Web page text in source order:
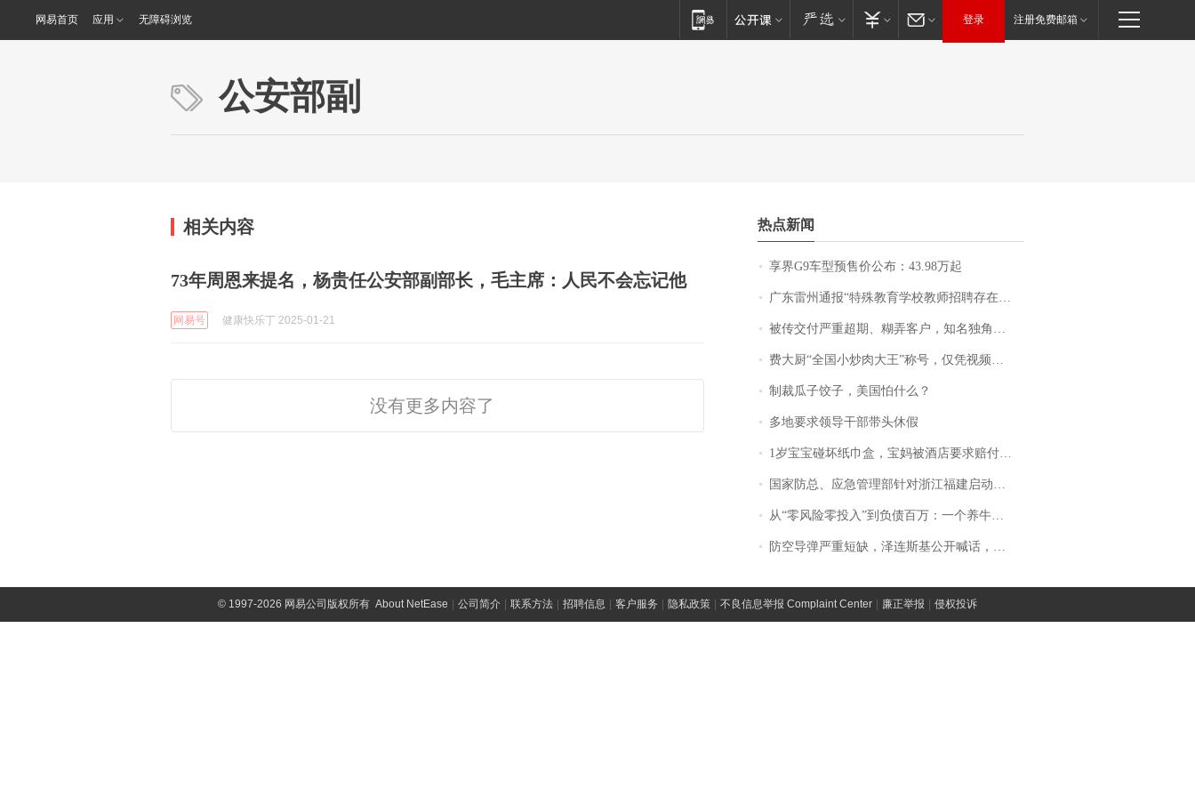
网易首页 应用 无障碍浏览 登录 注册免费邮箱
公安部副
相关内容
73年周恩来提名，杨贵任公安部副部长，毛主席：人民不会忘记他
网易号 健康快乐丁 2025-01-21
没有更多内容了
热点新闻
享界G9车型预售价公布：43.98万起
广东雷州通报“特殊教育学校教师招聘存在违规行为”：已启动问责程序 副校长被停职
被传交付严重超期、糊弄客户，知名独角兽车企创始人回应：都没证据，将依法采取措施，“本人长期与美国交管局保持沟通，对方表示肯定”
费大厨“全国小炒肉大王”称号，仅凭视频评出？中国烹饪协会回应
制裁瓜子饺子，美国怕什么？
多地要求领导干部带头休假
1岁宝宝碰坏纸巾盒，宝妈被酒店要求赔付924元！三亚一酒店回复：骨瓷定制！网友一查价格，吵翻了
国家防总、应急管理部针对浙江福建启动防汛防台风四级应急响应
从“零风险零投入”到负债百万：一个养牛项目崩盘后，谁该为农户的贷款买单丨红星调查
防空导弹严重短缺，泽连斯基公开喊话，乌克兰失去导弹拦截能力？
©1997-2026 网易公司版权所有 About NetEase 公司简介 联系方法 招聘信息 客户服务 隐私政策 不良信息举报 Complaint Center 廉正举报 侵权投诉